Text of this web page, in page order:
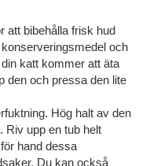
att bibehålla frisk hud
och
katt kommer att äta
den och pressa den lite
Hög halt av den
Riv upp en tub helt
hand dessa
Du kan också